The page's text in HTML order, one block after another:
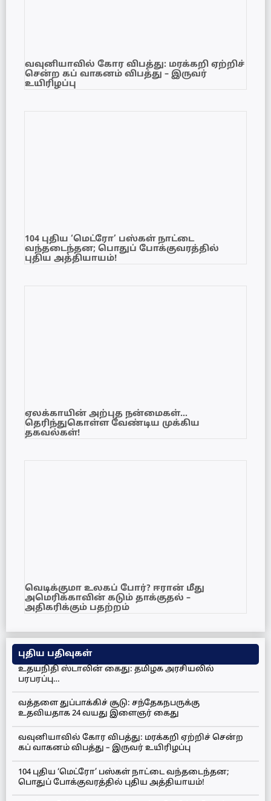
வவுனியாவில் கோர விபத்து: மரக்கறி ஏற்றிச்
சென்ற கப் வாகனம் விபத்து – இருவர்
உயிரிழப்பு
104 புதிய ‘மெட்ரோ’ பஸ்கள் நாட்டை
வந்தடைந்தன; பொதுப் போக்குவரத்தில்
புதிய அத்தியாயம்!
ஏலக்காயின் அற்புத நன்மைகள்…
தெரிந்துகொள்ள வேண்டிய முக்கிய
தகவல்கள்!
வெடிக்குமா உலகப் போர்? ஈரான் மீது
அமெரிக்காவின் கடும் தாக்குதல் –
அதிகரிக்கும் பதற்றம்
புதிய பதிவுகள்
உதயநிதி ஸ்டாலின் கைது: தமிழக அரசியலில்
பரபரப்பு…
வத்தளை துப்பாக்கிச் சூடு: சந்தேகநபருக்கு
உதவியதாக 24 வயது இளைஞர் கைது
வவுனியாவில் கோர விபத்து: மரக்கறி ஏற்றிச் சென்ற
கப் வாகனம் விபத்து – இருவர் உயிரிழப்பு
104 புதிய ‘மெட்ரோ’ பஸ்கள் நாட்டை வந்தடைந்தன;
பொதுப் போக்குவரத்தில் புதிய அத்தியாயம்!